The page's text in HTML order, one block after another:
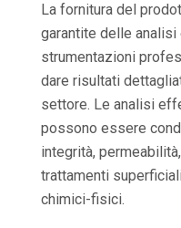
La fornitura del
garantite delle
strumentazioni
dare risultati
settore. Le analisi
possono essere
integrità,
trattamenti
chimici-fisici.